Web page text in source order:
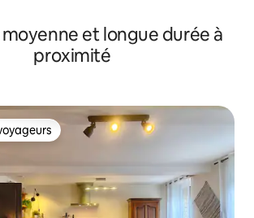
et longue durée à
proximité